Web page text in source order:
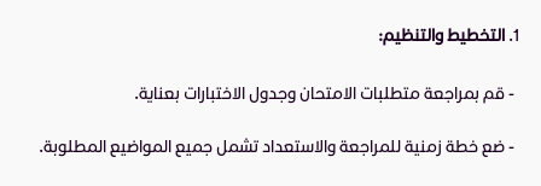
التخطيط والتنظيم:
- قم بمراجعة متطلبات الامتحان وجدول الاختبارات بعناية.
- ضع خطة زمنية للمراجعة والاستعداد تشمل جميع المواضيع المطلوبة.